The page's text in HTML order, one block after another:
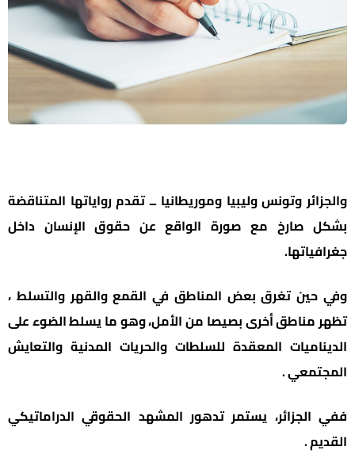
والجزائر وتونس وليبيا وموريطانيا ــ تقدم رواياتها المتناقضة
بشكل صارخ مع صورة الواقع عن حقوق الإنسان داخل
جغرافياتها.
وفي حين تغرق بعض المناطق في القمع والقهر والتسلط ،
تظهر مناطق أخرى بصيصا من الأمل، وهو ما يسلط الضوء على
الديناميات المعقدة للسلطات والحريات المدنية والتعايش
المجتمعي .
ففي الجزائر، يستمر تدهور المشهد الحقوقي الدراماتيكي
القديم .